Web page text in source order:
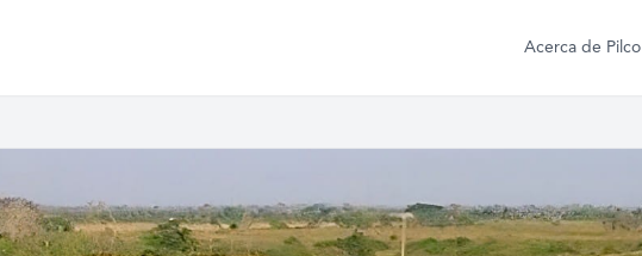
Acerca de Pilco